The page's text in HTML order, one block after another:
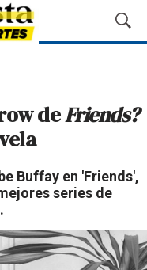
M
o
a
r
s
e
d
a
deFriends?
Buffay en 'Friends',
series de